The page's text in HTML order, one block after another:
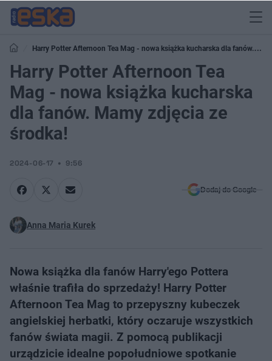
Harry Potter Afternoon Tea Mag - nowa książka kucharska dla fanów.
Mamy zdjęcia ze środka!
Harry Potter Afternoon Tea
Mag - nowa książka kucharska
dla fanów. Mamy zdjęcia ze
środka!
2024-06-17 9:56
Dodaj do Google
Anna Maria Kurek
Nowa książka dla fanów Harry'ego Pottera
właśnie trafiła do sprzedaży! Harry Potter
Afternoon Tea Mag to przepyszny kubeczek
angielskiej herbatki, który oczaruje wszystkich
fanów świata magii. Z pomocą publikacji
urządzicie idealne popołudniowe spotkanie